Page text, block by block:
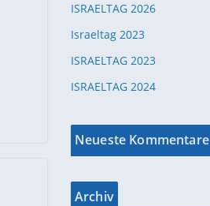
ISRAELTAG 2026
Israeltag 2023
ISRAELTAG 2023
ISRAELTAG 2024
Neueste Kommentare
Archiv